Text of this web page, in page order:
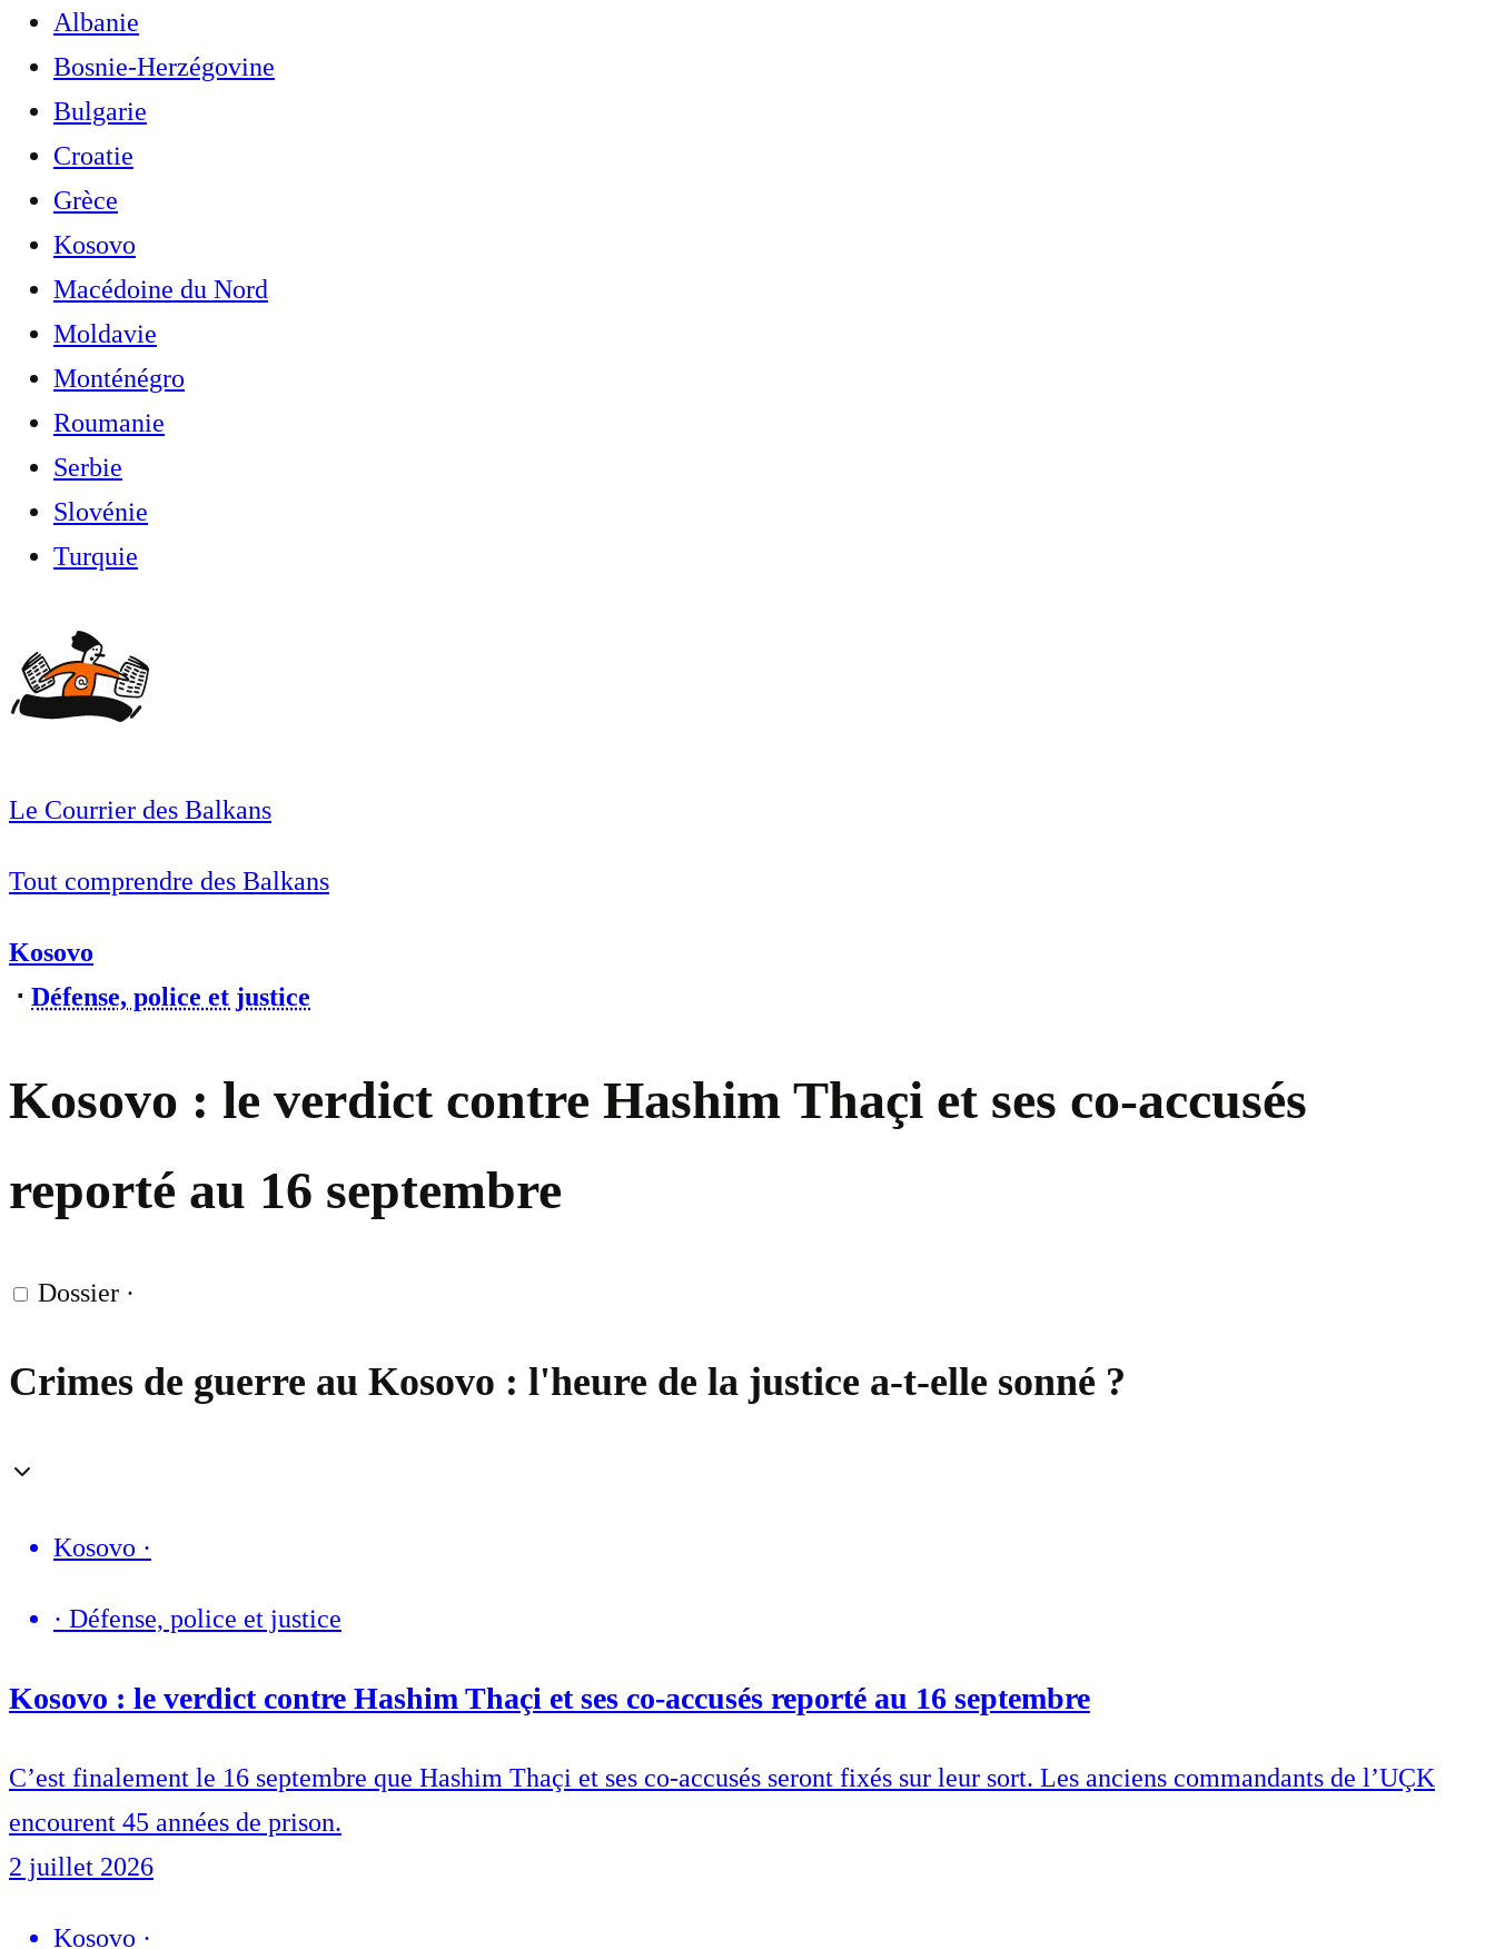
Albanie
Bosnie-Herzégovine
Bulgarie
Croatie
Grèce
Kosovo
Macédoine du Nord
Moldavie
Monténégro
Roumanie
Serbie
Slovénie
Turquie
Le Courrier des Balkans
Tout comprendre des Balkans
Kosovo
⋅ Défense, police et justice
Kosovo : le verdict contre Hashim Thaçi et ses co-accusés
reporté au 16 septembre
Dossier ·
Crimes de guerre au Kosovo : l'heure de la justice a-t-elle sonné ?
Kosovo ·
· Défense, police et justice
Kosovo : le verdict contre Hashim Thaçi et ses co-accusés reporté au 16 septembre
C’est finalement le 16 septembre que Hashim Thaçi et ses co-accusés seront fixés sur leur sort. Les anciens commandants de l’UÇK
encourent 45 années de prison.
2 juillet 2026
Kosovo ·